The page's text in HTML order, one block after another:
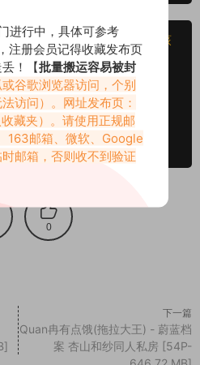
学习，请勿批量搬运，一经核
，若侵犯了您的权益可以提
接：
0
下一篇
Quan冉有点饿(拖拉大王) - 蔚蓝档
案 杏山和纱同人私房 [54P-
进行中，具体可参考
注册会员记得收藏发布页
！【批量搬运容易被封
或谷歌浏览器访问，个别
访问）。网址发布页：
收藏夹）。请使用正规邮
163邮箱、微软、Google
邮箱，否则收不到验证